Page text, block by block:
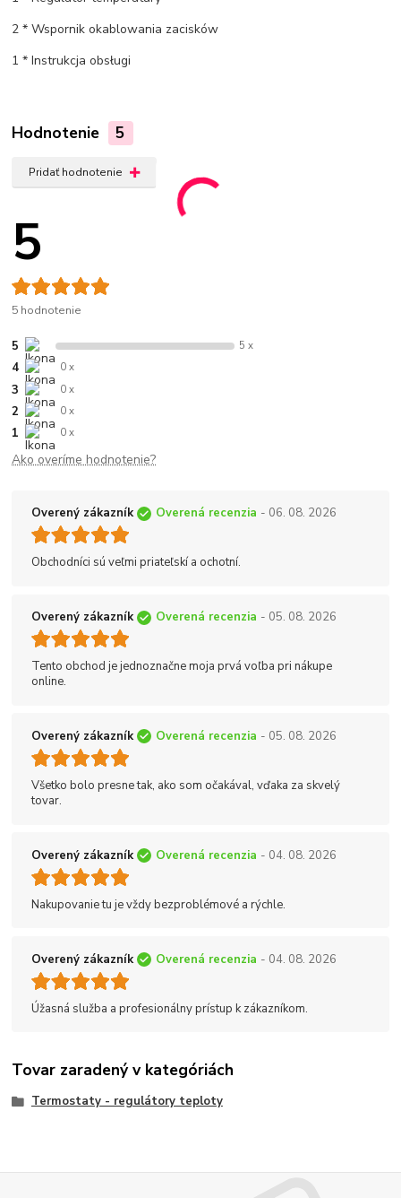
2 * Wspornik okablowania zacisków
1 * Instrukcja obsługi
Hodnotenie 5
Pridať hodnotenie
5
5 hodnotenie
5 5 x
4 0 x
3 0 x
2 0 x
1 0 x
Ako overíme hodnotenie?
Overený zákazník Overená recenzia - 06. 08. 2026
Obchodníci sú veľmi priateľskí a ochotní.
Overený zákazník Overená recenzia - 05. 08. 2026
Tento obchod je jednoznačne moja prvá voľba pri nákupe
online.
Overený zákazník Overená recenzia - 05. 08. 2026
Všetko bolo presne tak, ako som očakával, vďaka za skvelý
tovar.
Overený zákazník Overená recenzia - 04. 08. 2026
Nakupovanie tu je vždy bezproblémové a rýchle.
Overený zákazník Overená recenzia - 04. 08. 2026
Úžasná služba a profesionálny prístup k zákazníkom.
Tovar zaradený v kategóriách
Termostaty - regulátory teploty